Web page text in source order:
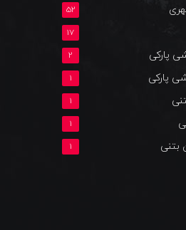
52
17
پارکی 2
پارکی 1
1
1
بتنی 1